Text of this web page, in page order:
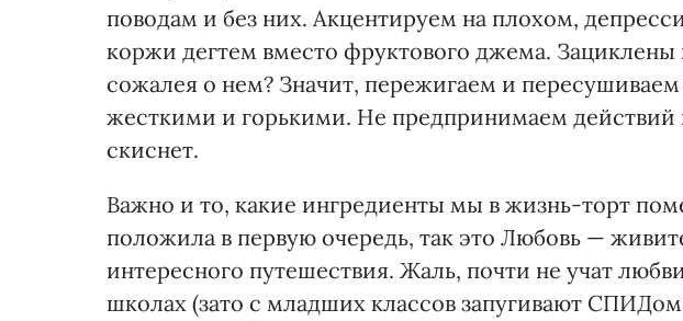
поводам и без них. Акцентируем на плохом,
коржи дегтем вместо фруктового джема.
сожалея о нем? Значит, пережигаем и
жесткими и горькими. Не предпринимаем действий
скиснет.
Важно и то, какие ингредиенты мы в жизнь-торт
положила в первую очередь, так это Любовь —
интересного путешествия. Жаль, почти не учат
школах (зато с младших классов запугивают